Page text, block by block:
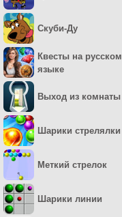
Скуби-Ду
Квесты на русском
языке
Выход из комнаты
Шарики стрелялки
Меткий стрелок
Шарики линии